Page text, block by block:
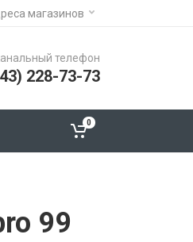
магазинов
телефон
228-73-73
0
99